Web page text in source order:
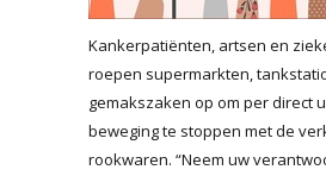
Kankerpatiënten, artsen en
roepen supermarkten,
gemakszaken op om per direct
beweging te stoppen met de
rookwaren. “Neem uw